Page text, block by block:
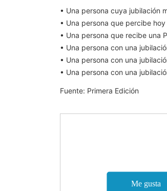
• Una persona cuya jubilación
• Una persona que percibe
• Una persona que recibe una
• Una persona con una
• Una persona con una
• Una persona con una
Fuente: Primera Edición